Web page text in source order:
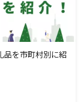
品を市町村別に紹